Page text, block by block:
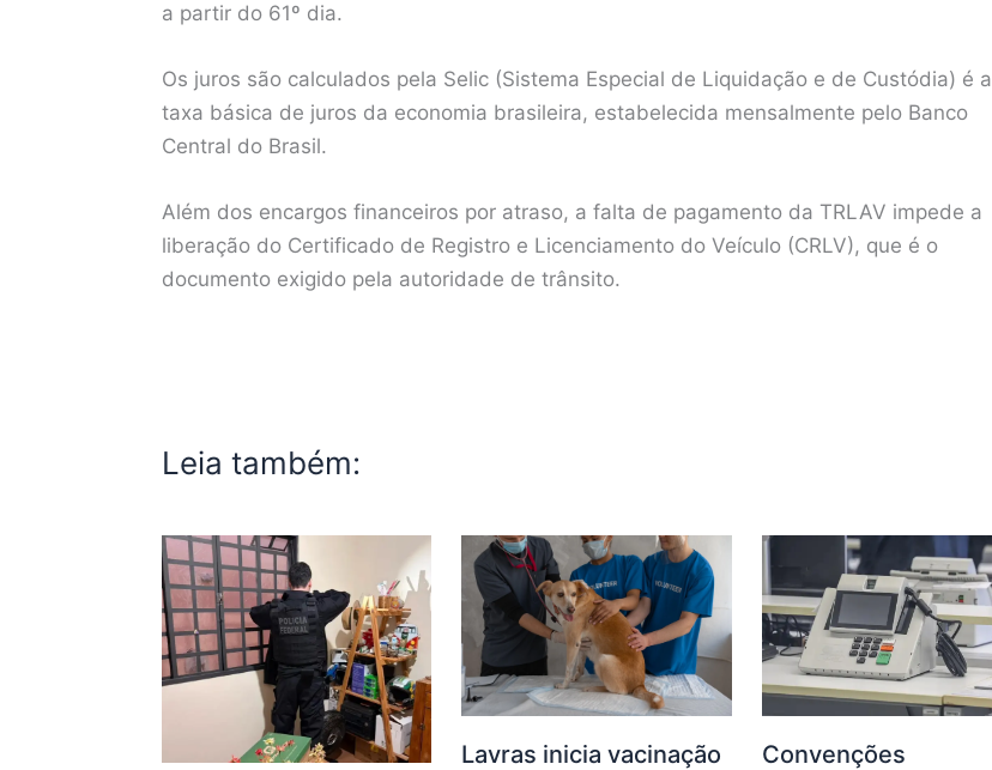
a partir do 61º dia.
Os juros são calculados pela Selic (Sistema Especial de Liquidação e de Custódia) é a
taxa básica de juros da economia brasileira, estabelecida mensalmente pelo Banco
Central do Brasil.
Além dos encargos financeiros por atraso, a falta de pagamento da TRLAV impede a
liberação do Certificado de Registro e Licenciamento do Veículo (CRLV), que é o
documento exigido pela autoridade de trânsito.
Leia também:
Lavras inicia vacinação
Convenções